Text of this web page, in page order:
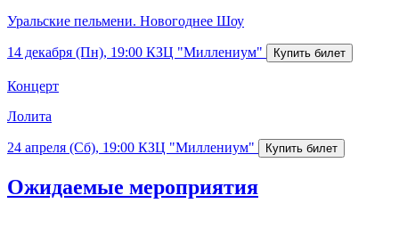
Уральские пельмени. Новогоднее Шоу
14 декабря (Пн), 19:00 КЗЦ "Миллениум"
Концерт
Лолита
24 апреля (Сб), 19:00 КЗЦ "Миллениум"
Ожидаемые мероприятия